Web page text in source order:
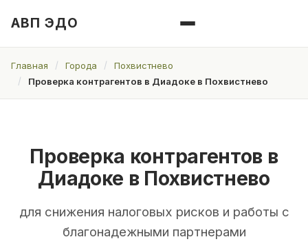
АВП ЭДО
Главная Города
Похвистнево
Проверка контрагентов в Диадоке в Похвистнево
Проверка контрагентов в
Диадоке в Похвистнево
для снижения налоговых рисков и работы с
благонадежными партнерами